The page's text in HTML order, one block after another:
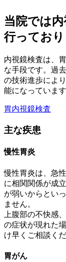
当院では
行ってお
内視鏡検査は、
な手段です。過
の技術進歩によ
能になっていま
胃内視鏡検査
主な疾患
慢性胃炎
慢性胃炎は、急
に相関関係が成
が弱いからとい
ません。
上腹部の不快感
の症状が現れた
け早くご相談くだ
胃がん